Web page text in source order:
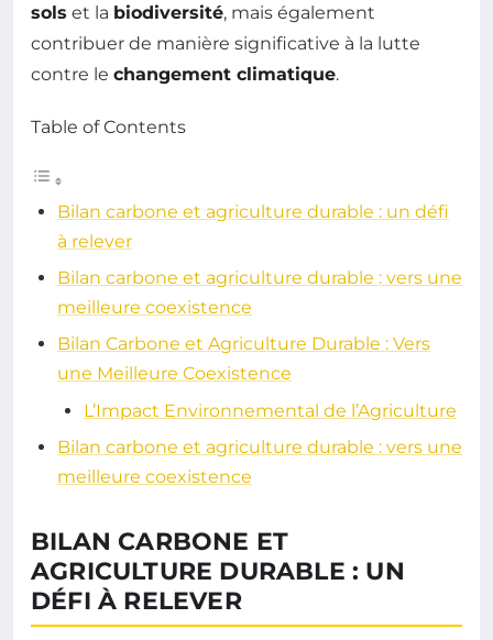
sols et la biodiversité, mais également
contribuer de manière significative à la lutte
contre le changement climatique.
Table of Contents
Bilan carbone et agriculture durable : un défi
à relever
Bilan carbone et agriculture durable : vers une
meilleure coexistence
Bilan Carbone et Agriculture Durable : Vers
une Meilleure Coexistence
L’Impact Environnemental de l’Agriculture
Bilan carbone et agriculture durable : vers une
meilleure coexistence
BILAN CARBONE ET
AGRICULTURE DURABLE : UN
DÉFI À RELEVER